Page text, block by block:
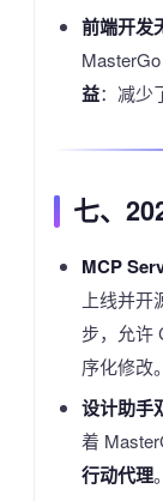
前端开发
益：减少
七、
MCP
上线并
步，允许
序化修改。
设计助手
着
行动代理。